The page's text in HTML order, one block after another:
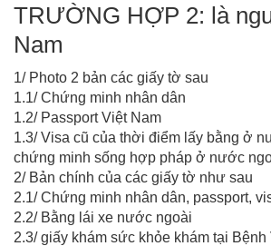
TRƯỜNG HỢP 2: là
Nam
1/ Photo 2 bản các giấy tờ sau
1.1/ Chứng minh nhân dân
1.2/ Passport Việt Nam
1.3/ Visa cũ của thời điểm lấy bằng ở
chứng minh sống hợp pháp ở nước
2/ Bản chính của các giấy tờ như sau
2.1/ Chứng minh nhân dân, passport,
2.2/ Bằng lái xe nước ngoài
2.3/ giấy khám sức khỏe khám tại Bệnh